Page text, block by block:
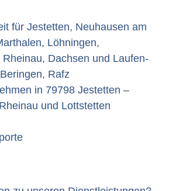
für Jestetten, Neuhausen am
Löhningen,
Rheinau, Dachsen und Laufen-
Rafz
in 79798 Jestetten –
und Lottstetten